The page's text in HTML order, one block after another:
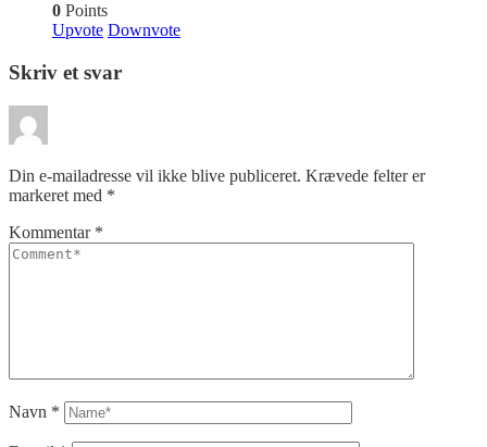
0 Points
Upvote Downvote
Skriv et svar
Din e-mailadresse vil ikke blive publiceret. Krævede felter er
markeret med *
Kommentar *
Navn *